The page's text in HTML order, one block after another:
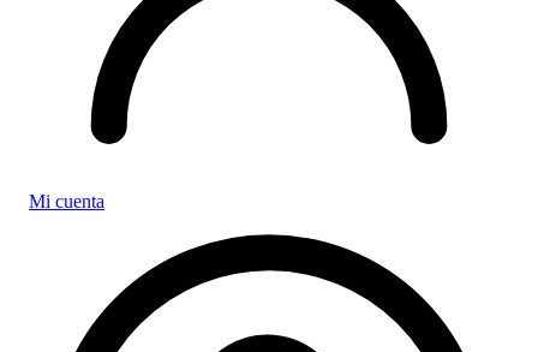
Mi cuenta